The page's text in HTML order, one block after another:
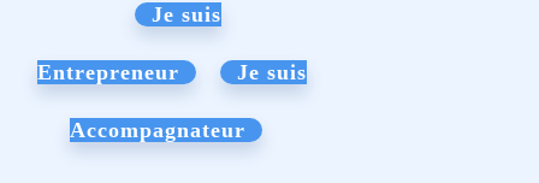
Je suis
Entrepreneur Je suis
Accompagnateur